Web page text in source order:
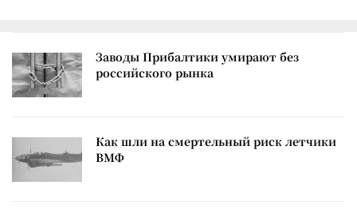
Заводы Прибалтики умирают без
российского рынка
Как шли на смертельный риск летчики
ВМФ